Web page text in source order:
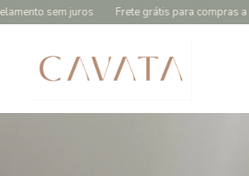
Frete grátis para compras a partir de R$299,90